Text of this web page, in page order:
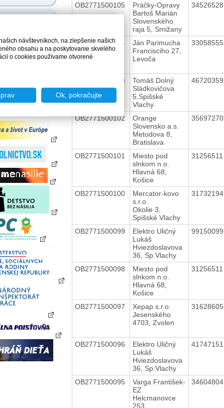
za úhradu
a
OB2771500105
Práčky-Opravy
Bartoš Marián
Slovenského
raja 5, Smižany
34526528
OB2771500104
Ján Parimucha
Francisciho 27,
Levoča
33058555
OB2771500103
Tomáš Dolný
Sládkovičova
5,Spišské
Vlachy
46720359
OB2771500102
Orange
Slovensko a.s.
Metodova 8,
Bratislava
35697270
OB2771500101
Miesto pod
slnkom n.o.
Hlavná 68,
Košice
31256511
OB2771500100
Mercator-kovo
s.r.o.
Okolie 3,
Spišské Vlachy
31732194
OB2771500099
Elektro Uličný
Lukáš
Hviezdoslavova
36, Sp.Vlachy
99150099
OB2771500098
Miesto pod
slnkom n.o.
Hlavná 68,
Košice
31256511
OB2771500097
Xepap s.r.o.
Jesenského
4703, Zvolen
31628605
OB2771500096
Elektro Uličný
Lukáš
Hviezdoslavova
36, Sp.Vlachy
41747151
OB2771500095
Varga František-
EZ
Helcmanovce
253
34604804
návštevníkoch, na zlepšenie našich
obsahu a na poskytovanie skvelého
o cookies používame otvorené
Ok, pokračujte